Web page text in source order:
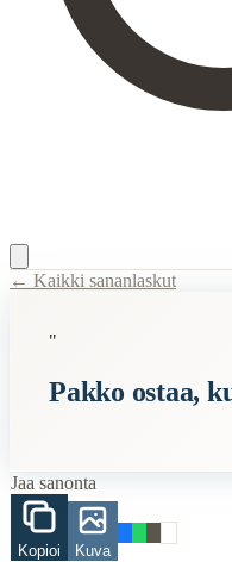
Description:Tankki Täyteen-
Raha
Related Topics
← Kaikki sananlaskut
"
Pakko ostaa,
Jaa sanonta
Kopioi Kuva